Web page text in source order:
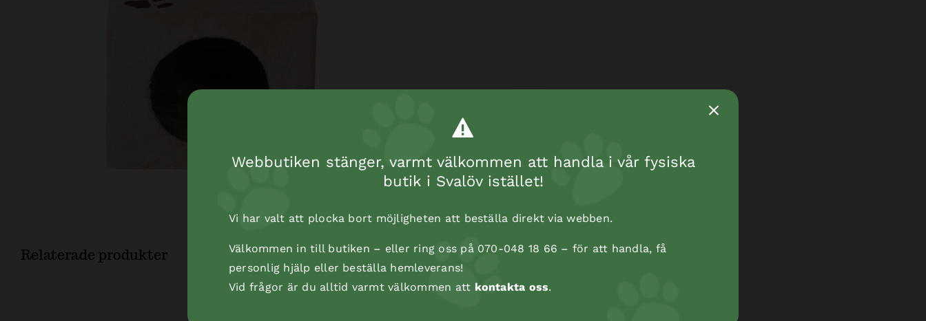
Relaterade produkter
Webbutiken stänger, varmt välkommen att handla i vår fysiska
butik i Svalöv istället!
Vi har valt att plocka bort möjligheten att beställa direkt via webben.
Välkommen in till butiken – eller ring oss på 070-048 18 66 – för att handla, få
personlig hjälp eller beställa hemleverans!
Vid frågor är du alltid varmt välkommen att kontakta oss.